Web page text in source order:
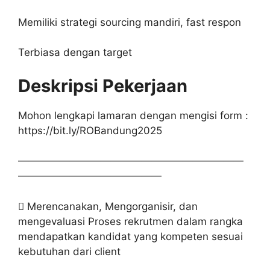
Memiliki strategi sourcing mandiri, fast respon
Terbiasa dengan target
Deskripsi Pekerjaan
Mohon lengkapi lamaran dengan mengisi form :
https://bit.ly/ROBandung2025
——————————————————————
——————————————
 Merencanakan, Mengorganisir, dan
mengevaluasi Proses rekrutmen dalam rangka
mendapatkan kandidat yang kompeten sesuai
kebutuhan dari client